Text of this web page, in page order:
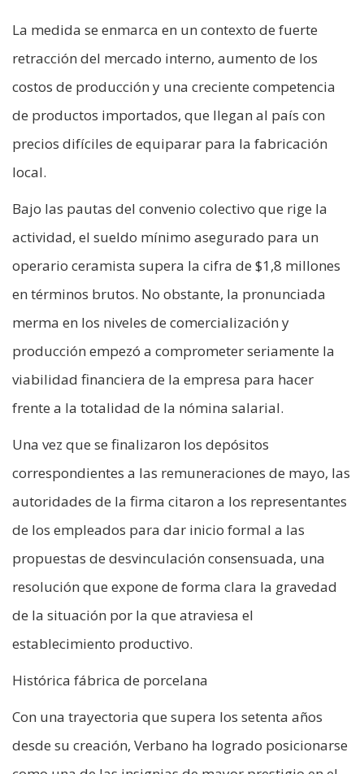
La medida se enmarca en un contexto de fuerte
retracción del mercado interno, aumento de los
costos de producción y una creciente competencia
de productos importados, que llegan al país con
precios difíciles de equiparar para la fabricación
local.
Bajo las pautas del convenio colectivo que rige la
actividad, el sueldo mínimo asegurado para un
operario ceramista supera la cifra de $1,8 millones
en términos brutos. No obstante, la pronunciada
merma en los niveles de comercialización y
producción empezó a comprometer seriamente la
viabilidad financiera de la empresa para hacer
frente a la totalidad de la nómina salarial.
Una vez que se finalizaron los depósitos
correspondientes a las remuneraciones de mayo, las
autoridades de la firma citaron a los representantes
de los empleados para dar inicio formal a las
propuestas de desvinculación consensuada, una
resolución que expone de forma clara la gravedad
de la situación por la que atraviesa el
establecimiento productivo.
Histórica fábrica de porcelana
Con una trayectoria que supera los setenta años
desde su creación, Verbano ha logrado posicionarse